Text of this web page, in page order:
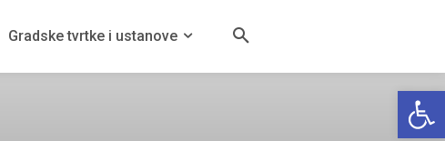
Gradske tvrtke i ustanove